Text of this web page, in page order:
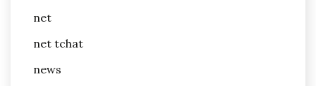
net
net tchat
news